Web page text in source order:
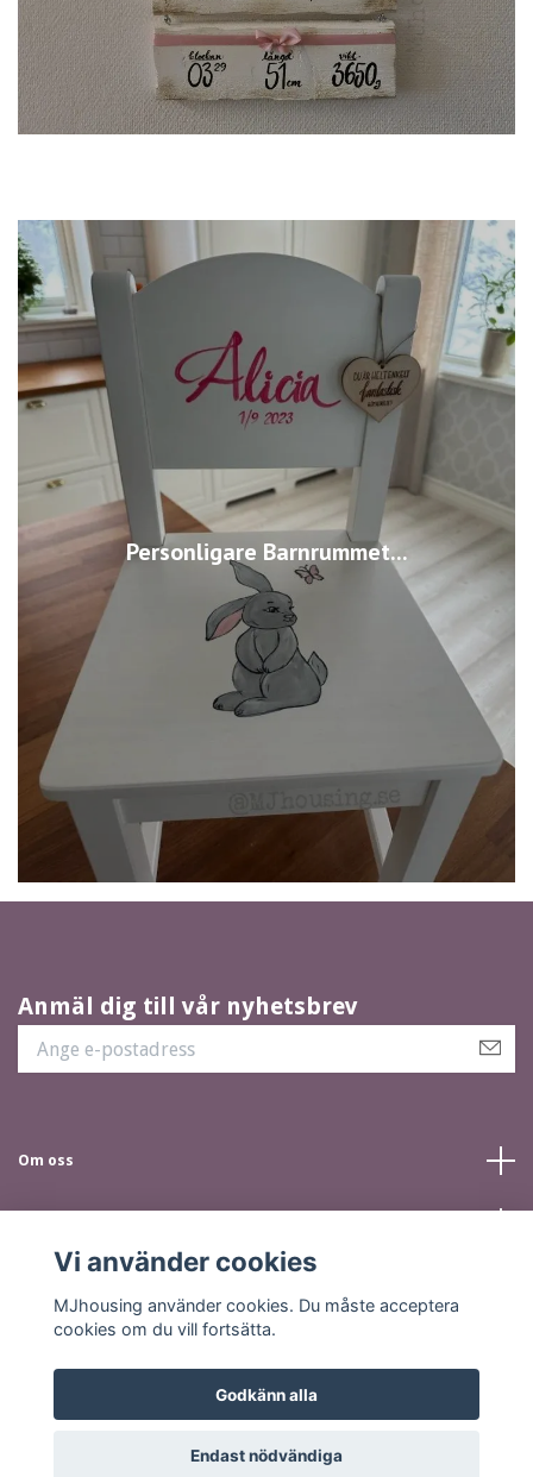
Personligare Barnrummet...
Anmäl dig till vår nyhetsbrev
Om oss
© 2026 MJhousing.se
Vi använder cookies
MJhousing använder cookies. Du måste acceptera
cookies om du vill fortsätta.
Godkänn alla
Endast nödvändiga